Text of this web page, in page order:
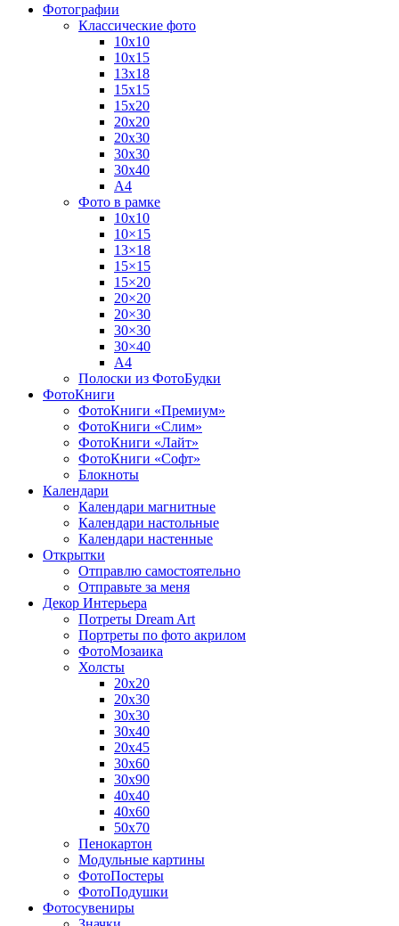
Фотографии
Классические фото
10х10
10х15
13х18
15х15
15х20
20х20
20х30
30х30
30х40
А4
Фото в рамке
10х10
10×15
13×18
15×15
15×20
20×20
20×30
30×30
30×40
A4
Полоски из ФотоБудки
ФотоКниги
ФотоКниги «Премиум»
ФотоКниги «Слим»
ФотоКниги «Лайт»
ФотоКниги «Софт»
Блокноты
Календари
Календари магнитные
Календари настольные
Календари настенные
Открытки
Отправлю самостоятельно
Отправьте за меня
Декор Интерьера
Потреты Dream Art
Портреты по фото акрилом
ФотоМозаика
Холсты
20х20
20х30
30х30
30х40
20х45
30х60
30х90
40х40
40х60
50х70
Пенокартон
Модульные картины
ФотоПостеры
ФотоПодушки
Фотоcувениры